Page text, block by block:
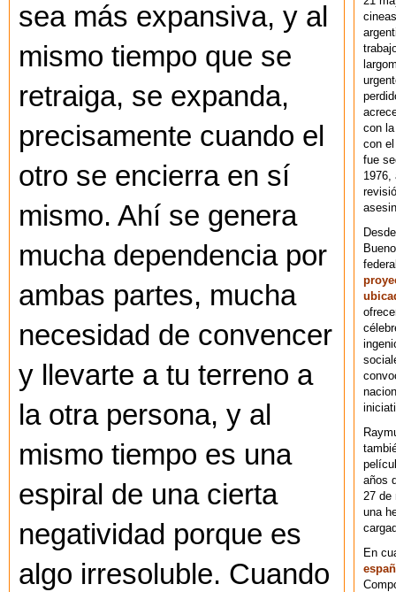
sea más expansiva, y al
mismo tiempo que se
retraiga, se expanda,
precisamente cuando el
otro se encierra en sí
mismo. Ahí se genera
mucha dependencia por
ambas partes, mucha
necesidad de convencer
y llevarte a tu terreno a
la otra persona, y al
mismo tiempo es una
espiral de una cierta
negatividad porque es
algo irresoluble. Cuando
con
con
fue
1976,
años
27 de
una
En